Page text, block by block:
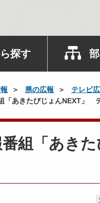
探す
県の広報 テレビ
「あきたびじょんNEXT」
組「あき